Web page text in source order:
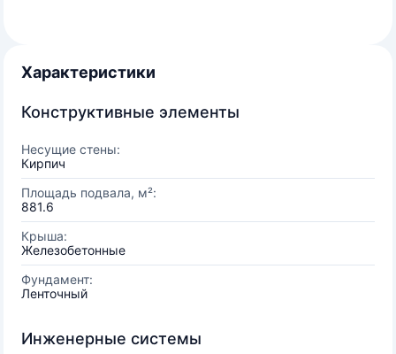
Характеристики
Конструктивные элементы
Несущие стены:
Кирпич
Площадь подвала, м²:
881.6
Крыша:
Железобетонные
Фундамент:
Ленточный
Инженерные системы